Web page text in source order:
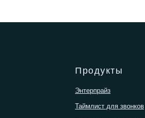
Таймлист для звонков
Энтерпрайз
Продукты